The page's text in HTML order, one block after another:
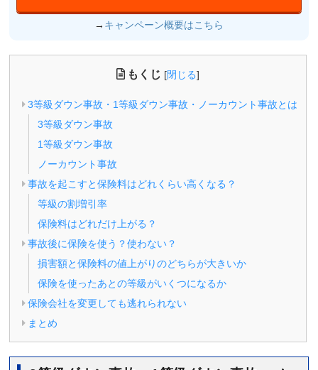
→ キャンペーン概要はこちら
もくじ [閉じる]
3等級ダウン事故・1等級ダウン事故・ノーカウント事故とは
3等級ダウン事故
1等級ダウン事故
ノーカウント事故
事故を起こすと保険料はどれくらい高くなる？
等級の割増引率
保険料はどれだけ上がる？
事故後に保険を使う？使わない？
損害額と保険料の値上がりのどちらが大きいか
保険を使ったあとの等級がいくつになるか
保険会社を変更しても逃れられない
まとめ